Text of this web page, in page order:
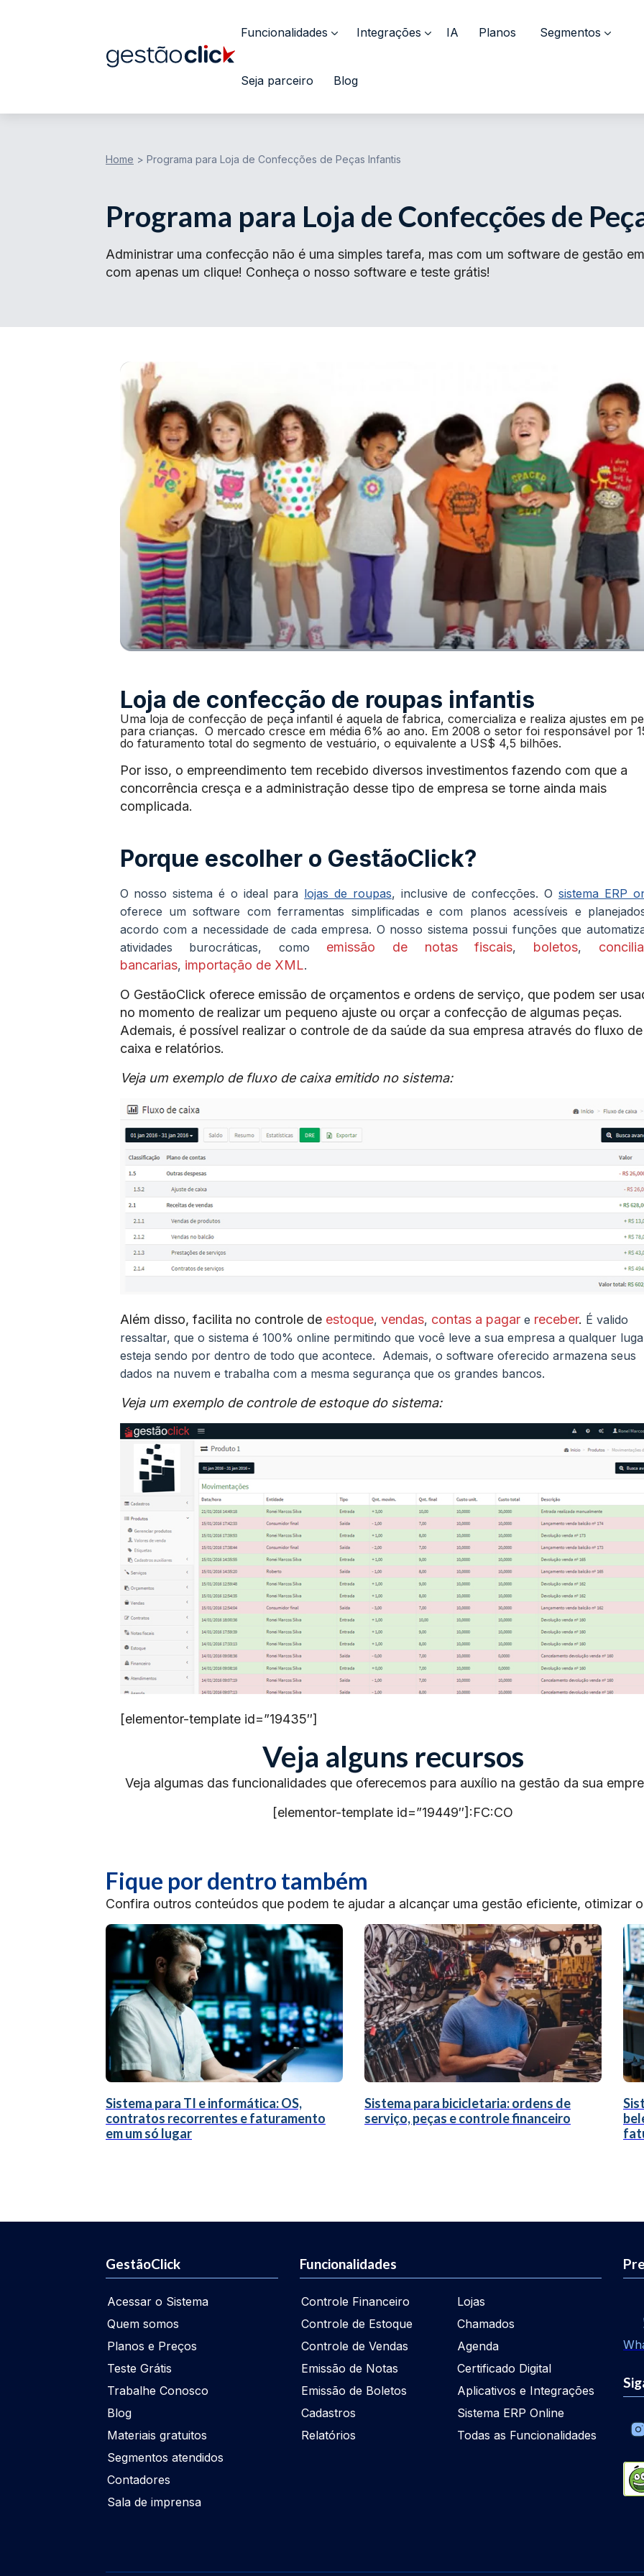
Funcionalidades Integrações IA Planos Segmentos
Seja parceiro Blog
Home > Programa para Loja de Confecções de Peças Infantis
Programa para Loja de Confecções de
Administrar uma confecção não é uma simples tarefa, mas com um software de gestão
com apenas um clique! Conheça o nosso software e teste grátis!
Loja de confecção de roupas infantis
Uma loja de confecção de peça infantil é aquela de fabrica, comercializa e realiza ajustes em
para crianças. O mercado cresce em média 6% ao ano. Em 2008 o setor foi responsável por
do faturamento total do segmento de vestuário, o equivalente a US$ 4,5 bilhões.
Por isso, o empreendimento tem recebido diversos investimentos fazendo com que a
concorrência cresça e a administração desse tipo de empresa se torne ainda mais
complicada.
Porque escolher o GestãoClick?
O nosso sistema é o ideal para lojas de roupas, inclusive de confecções. O sistema ERP
oferece um software com ferramentas simplificadas e com planos acessíveis e
acordo com a necessidade de cada empresa. O nosso sistema possui funções que
atividades burocráticas, como emissão de notas fiscais, boletos,
bancarias, importação de XML.
O GestãoClick oferece emissão de orçamentos e ordens de serviço, que podem ser
no momento de realizar um pequeno ajuste ou orçar a confecção de algumas peças.
Ademais, é possível realizar o controle de da saúde da sua empresa através do fluxo de
caixa e relatórios.
Veja um exemplo de fluxo de caixa emitido no sistema:
Além disso, facilita no controle de estoque, vendas, contas a pagare receber. É valido
ressaltar, que o sistema é 100% online permitindo que você leve a sua empresa a qualquer
esteja sendo por dentro de todo que acontece. Ademais, o software oferecido armazena seus
dados na nuvem e trabalha com a mesma segurança que os grandes bancos.
Veja um exemplo de controle de estoque do sistema:
[elementor-template id=”19435″]
Veja alguns recursos
Veja algumas das funcionalidades que oferecemos para auxílio na gestão da sua
[elementor-template id=”19449″]:FC:CO
Fique por dentro também
Confira outros conteúdos que podem te ajudar a alcançar uma gestão eficiente, otimizar
Sistema para TI e informática: OS,
contratos recorrentes e faturamento
em um só lugar
Sistema para bicicletaria: ordens de
serviço, peças e controle financeiro
GestãoClick
Acessar o Sistema
Quem somos
Planos e Preços
Teste Grátis
Trabalhe Conosco
Blog
Materiais gratuitos
Segmentos atendidos
Contadores
Sala de imprensa
Funcionalidades
Controle Financeiro
Controle de Estoque
Controle de Vendas
Emissão de Notas
Emissão de Boletos
Cadastros
Relatórios
Lojas
Chamados
Agenda
Certificado Digital
Aplicativos e Integrações
Sistema ERP Online
Todas as Funcionalidades